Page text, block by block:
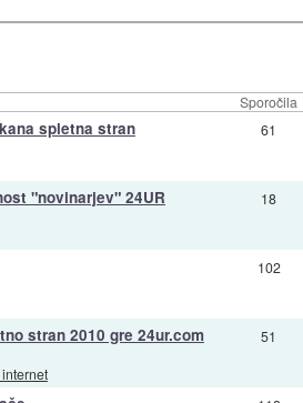
Sporočila
spletna stran 61
"novinarjev" 24UR 18
102
stran 2010 gre 24ur.com 51